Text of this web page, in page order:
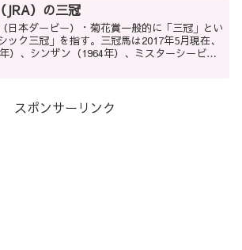
JRA）の三冠
日本ダービー）・菊花賞一般的に「三冠」とい
ック三冠」を指す。三冠馬は2017年5月現在、
）、シンザン（1964年）、ミスターシービー
スポンサーリンク